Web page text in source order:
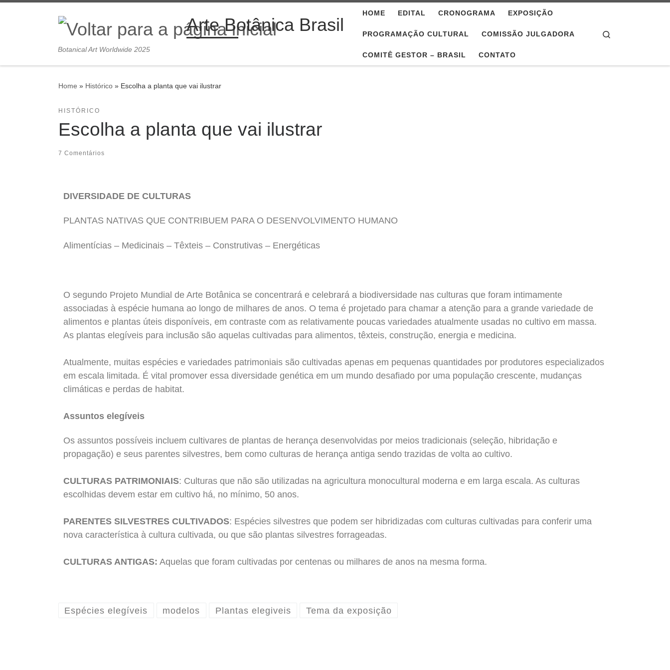
Arte Botânica Brasil
Botanical Art Worldwide 2025
HOME EDITAL CRONOGRAMA EXPOSIÇÃO
PROGRAMAÇÃO CULTURAL COMISSÃO JULGADORA
COMITÊ GESTOR – BRASIL CONTATO
Home » Histórico » Escolha a planta que vai ilustrar
HISTÓRICO
Escolha a planta que vai ilustrar
7 Comentários
DIVERSIDADE DE CULTURAS
PLANTAS NATIVAS QUE CONTRIBUEM PARA O DESENVOLVIMENTO HUMANO
Alimentícias – Medicinais – Têxteis – Construtivas – Energéticas
O segundo Projeto Mundial de Arte Botânica se concentrará e celebrará a biodiversidade nas culturas que foram intimamente
associadas à espécie humana ao longo de milhares de anos. O tema é projetado para chamar a atenção para a grande variedade de
alimentos e plantas úteis disponíveis, em contraste com as relativamente poucas variedades atualmente usadas no cultivo em massa.
As plantas elegíveis para inclusão são aquelas cultivadas para alimentos, têxteis, construção, energia e medicina.
Atualmente, muitas espécies e variedades patrimoniais são cultivadas apenas em pequenas quantidades por produtores especializados
em escala limitada. É vital promover essa diversidade genética em um mundo desafiado por uma população crescente, mudanças
climáticas e perdas de habitat.
Assuntos elegíveis
Os assuntos possíveis incluem cultivares de plantas de herança desenvolvidas por meios tradicionais (seleção, hibridação e
propagação) e seus parentes silvestres, bem como culturas de herança antiga sendo trazidas de volta ao cultivo.
CULTURAS PATRIMONIAIS: Culturas que não são utilizadas na agricultura monocultural moderna e em larga escala. As culturas
escolhidas devem estar em cultivo há, no mínimo, 50 anos.
PARENTES SILVESTRES CULTIVADOS: Espécies silvestres que podem ser hibridizadas com culturas cultivadas para conferir uma
nova característica à cultura cultivada, ou que são plantas silvestres forrageadas.
CULTURAS ANTIGAS: Aquelas que foram cultivadas por centenas ou milhares de anos na mesma forma.
Espécies elegíveis modelos Plantas elegiveis Tema da exposição